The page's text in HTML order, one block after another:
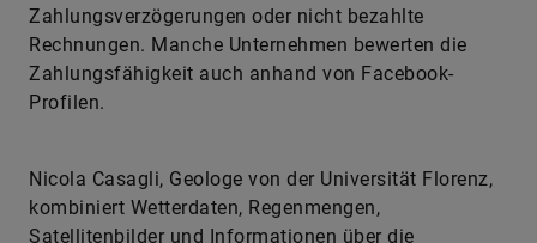
Zahlungsverzögerungen oder nicht bezahlte
Rechnungen. Manche Unternehmen bewerten die
Zahlungsfähigkeit auch anhand von Facebook-
Profilen.
Nicola Casagli, Geologe von der Universität Florenz,
kombiniert Wetterdaten, Regenmengen,
Satellitenbilder und Informationen über die